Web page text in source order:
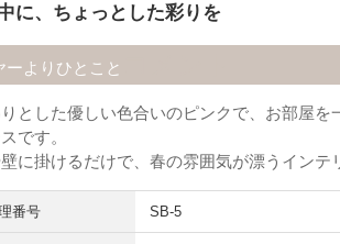
に、ちょっとした彩りを
よりひとこと
とした優しい色合いのピンクで、お部屋を
です。
壁に掛けるだけで、春の雰囲気が漂うインテ
番号 SB-5